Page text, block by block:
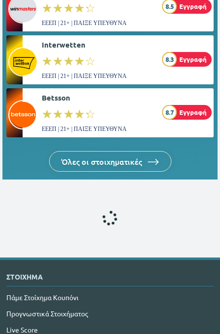
☆☆☆☆☆
★★★★★ 8.5 Εγγραφή
ΕΕΕΠ | 21+ | ΠΑΙΞΕ ΥΠΕΥΘΥΝΑ
Interwetten
☆☆☆☆☆
★★★★★ 8.3 Εγγραφή
ΕΕΕΠ | 21+ | ΠΑΙΞΕ ΥΠΕΥΘΥΝΑ
Betsson
☆☆☆☆☆
★★★★★ 8.7 Εγγραφή
ΕΕΕΠ | 21+ | ΠΑΙΞΕ ΥΠΕΥΘΥΝΑ
Όλες οι στοιχηματικές
ΣΤΟΙΧΗΜΑ
Πάμε Στοίχημα Κουπόνι
Προγνωστικά Στοιχήματος
Live Score